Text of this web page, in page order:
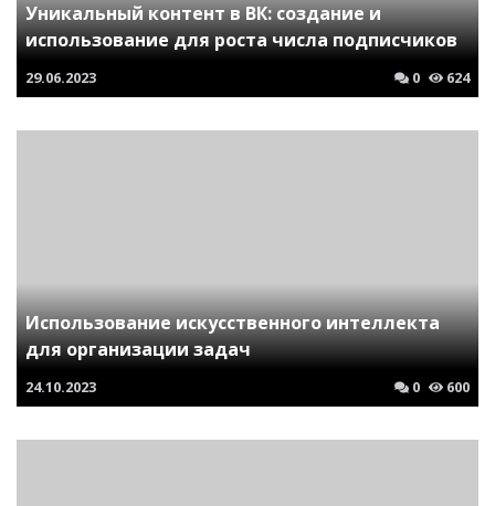
Уникальный контент в ВК: создание и
использование для роста числа подписчиков
29.06.2023 0 624
Использование искусственного интеллекта
для организации задач
24.10.2023 0 600